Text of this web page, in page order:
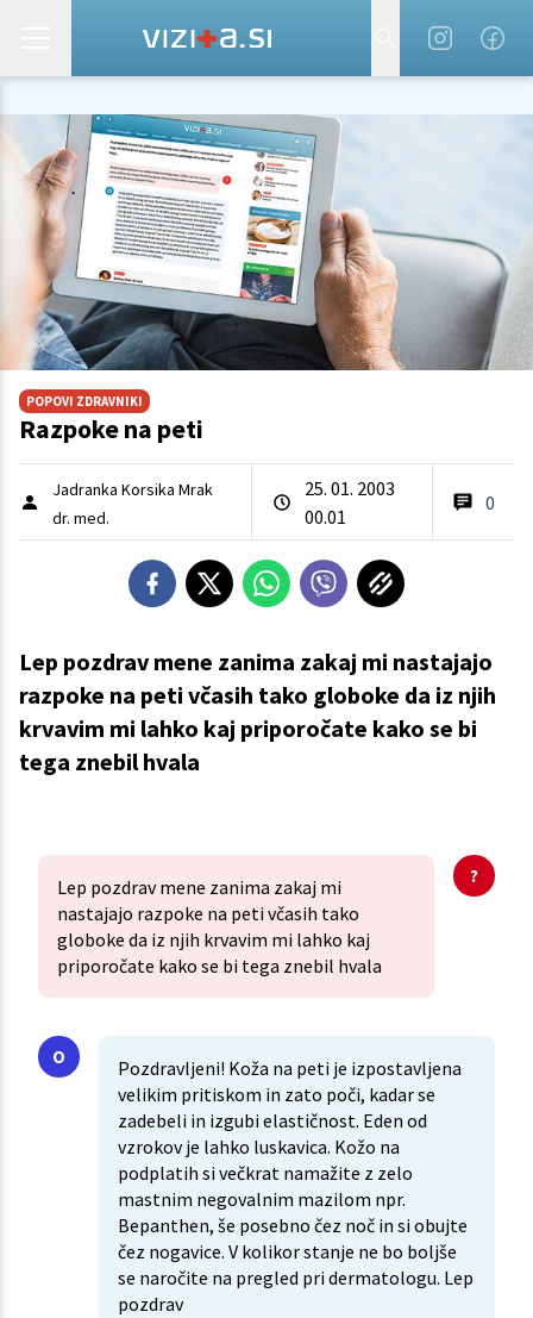
POPOVI ZDRAVNIKI
Razpoke na peti
Jadranka Korsika Mrak
dr. med.
25. 01. 2003
00.01
0
Lep pozdrav mene zanima zakaj mi nastajajo
razpoke na peti včasih tako globoke da iz njih
krvavim mi lahko kaj priporočate kako se bi
tega znebil hvala
Lep pozdrav mene zanima zakaj mi
nastajajo razpoke na peti včasih tako
globoke da iz njih krvavim mi lahko kaj
priporočate kako se bi tega znebil hvala
Pozdravljeni! Koža na peti je izpostavljena
velikim pritiskom in zato poči, kadar se
zadebeli in izgubi elastičnost. Eden od
vzrokov je lahko luskavica. Kožo na
podplatih si večkrat namažite z zelo
mastnim negovalnim mazilom npr.
Bepanthen, še posebno čez noč in si obujte
čez nogavice. V kolikor stanje ne bo boljše
se naročite na pregled pri dermatologu. Lep
pozdrav